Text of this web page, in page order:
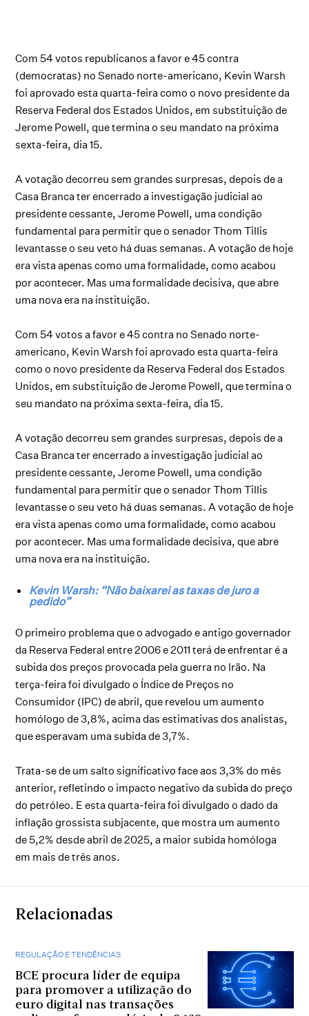
Com 54 votos republicanos a favor e 45 contra
(democratas) no Senado norte-americano, Kevin Warsh
foi aprovado esta quarta-feira como o novo presidente da
Reserva Federal dos Estados Unidos, em substituição de
Jerome Powell, que termina o seu mandato na próxima
sexta-feira, dia 15.
A votação decorreu sem grandes surpresas, depois de a
Casa Branca ter encerrado a investigação judicial ao
presidente cessante, Jerome Powell, uma condição
fundamental para permitir que o senador Thom Tillis
levantasse o seu veto há duas semanas. A votação de hoje
era vista apenas como uma formalidade, como acabou
por acontecer. Mas uma formalidade decisiva, que abre
uma nova era na instituição.
Com 54 votos a favor e 45 contra no Senado norte-
americano, Kevin Warsh foi aprovado esta quarta-feira
como o novo presidente da Reserva Federal dos Estados
Unidos, em substituição de Jerome Powell, que termina o
seu mandato na próxima sexta-feira, dia 15.
A votação decorreu sem grandes surpresas, depois de a
Casa Branca ter encerrado a investigação judicial ao
presidente cessante, Jerome Powell, uma condição
fundamental para permitir que o senador Thom Tillis
levantasse o seu veto há duas semanas. A votação de hoje
era vista apenas como uma formalidade, como acabou
por acontecer. Mas uma formalidade decisiva, que abre
uma nova era na instituição.
Kevin Warsh: “Não baixarei as taxas de juro a
pedido”
O primeiro problema que o advogado e antigo governador
da Reserva Federal entre 2006 e 2011 terá de enfrentar é a
subida dos preços provocada pela guerra no Irão. Na
terça-feira foi divulgado o Índice de Preços no
Consumidor (IPC) de abril, que revelou um aumento
homólogo de 3,8%, acima das estimativas dos analistas,
que esperavam uma subida de 3,7%.
Trata-se de um salto significativo face aos 3,3% do mês
anterior, refletindo o impacto negativo da subida do preço
do petróleo. E esta quarta-feira foi divulgado o dado da
inflação grossista subjacente, que mostra um aumento
de 5,2% desde abril de 2025, a maior subida homóloga
em mais de três anos.
Relacionadas
REGULAÇÃO E TENDÊNCIAS
BCE procura líder de equipa
para promover a utilização do
euro digital nas transações